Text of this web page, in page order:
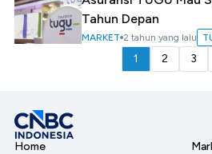
Tahun Depan
MARKET 2 tahun yang lalu
1 2 3
Home